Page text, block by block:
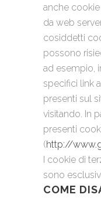
anche
da web
cosiddetti
possono
ad esempio,
specifici link
presenti sul
visitando. In
presenti
(http://
I cookie di
sono
COME